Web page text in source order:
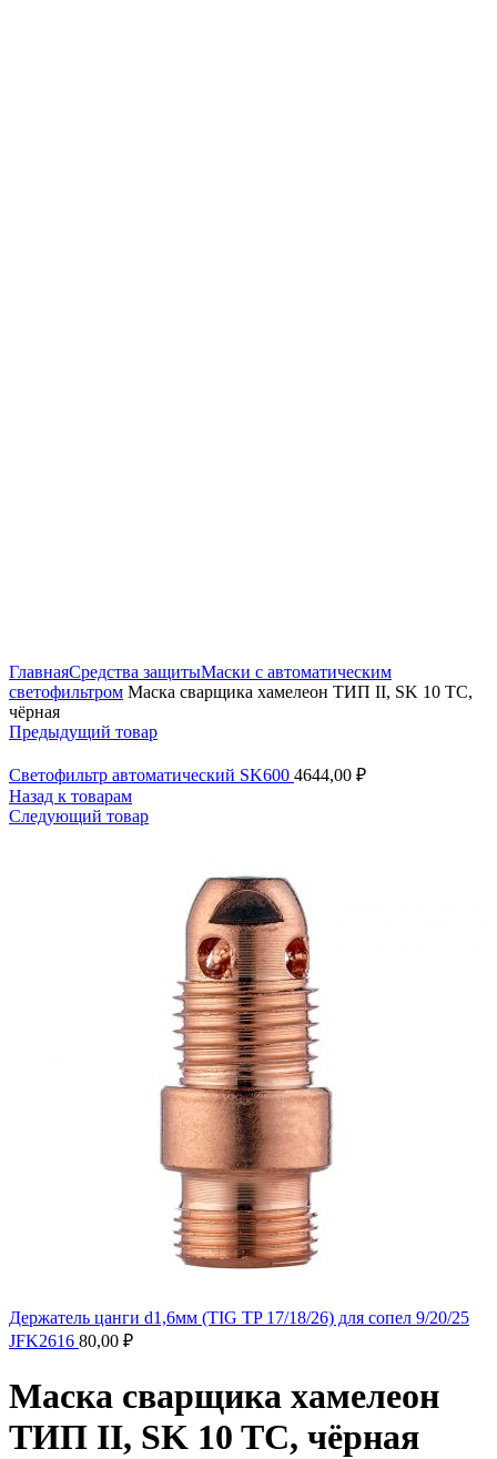
ГлавнаяСредства защитыМаски с автоматическим
светофильтром Маска сварщика хамелеон ТИП II, SK 10 TC,
чёрная
Предыдущий товар
Светофильтр автоматический SK600 4644,00 ₽
Назад к товарам
Следующий товар
Держатель цанги d1,6мм (TIG TP 17/18/26) для сопел 9/20/25
JFK2616 80,00 ₽
Маска сварщика хамелеон
ТИП II, SK 10 TC, чёрная